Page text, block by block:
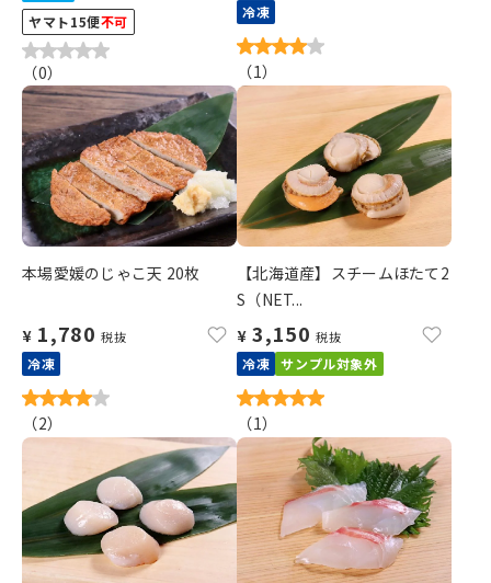
ヤマト15便不可
（0）
冷凍
（1）
本場愛媛のじゃこ天 20枚
¥ 1,780 税抜
冷凍
（2）
【北海道産】スチームほたて2
S（NET...
¥ 3,150 税抜
冷凍 サンプル対象外
（1）